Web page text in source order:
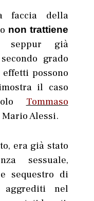
faccia della
non trattiene
seppur già
grado
possono
il caso
Tommaso
Alessi.
era già stato
sessuale,
sequestro di
aggrediti nel